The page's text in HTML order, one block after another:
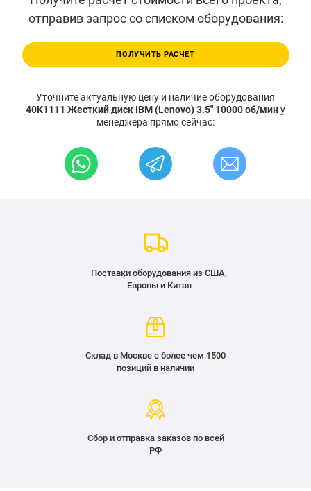
отправив запрос со списком оборудования:
ПОЛУЧИТЬ РАСЧЕТ
Уточните актуальную цену и наличие оборудования
40K1111 Жесткий диск IBM (Lenovo) 3.5" 10000 об/мину
менеджера прямо сейчас:
Поставки оборудования из США,
Европы и Китая
Склад в Москве с более чем 1500
позиций в наличии
Сбор и отправка заказов по всей
РФ